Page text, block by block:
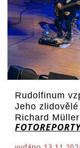
Rudolfinum
Jeho
Richard Müller